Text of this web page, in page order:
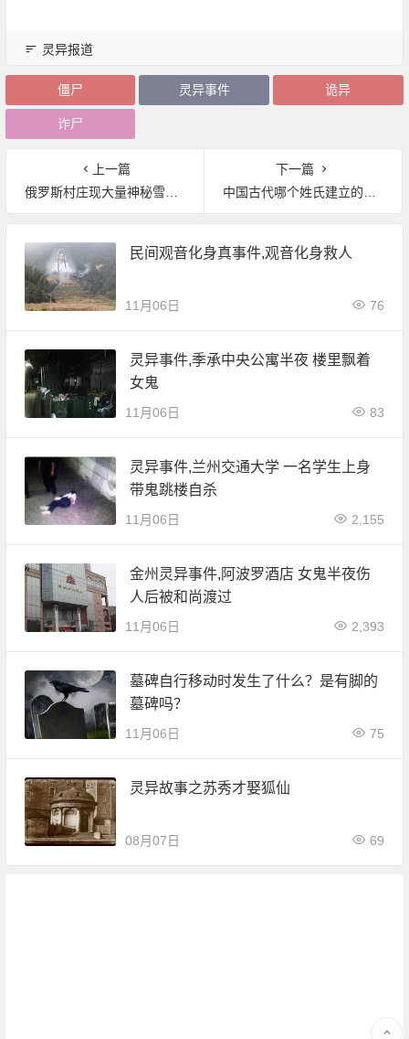
灵异报道
僵尸 灵异事件 诡异
诈尸
上一篇
俄罗斯村庄现大量神秘雪球 震惊当地村民
下一篇
中国古代哪个姓氏建立的政权最多？
民间观音化身真事件,观音化身救人
11月06日 76
灵异事件,季承中央公寓半夜 楼里飘着
女鬼
11月06日 83
灵异事件,兰州交通大学 一名学生上身
带鬼跳楼自杀
11月06日 2,155
金州灵异事件,阿波罗酒店 女鬼半夜伤
人后被和尚渡过
11月06日 2,393
墓碑自行移动时发生了什么？是有脚的
墓碑吗？
11月06日 75
灵异故事之苏秀才娶狐仙
08月07日 69